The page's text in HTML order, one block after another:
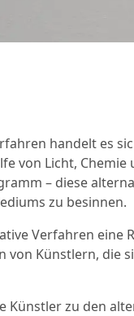
handelt es
von Licht,
– diese
zu besinnen.
Verfahren eine
von Künstlern, die
Künstler zu den